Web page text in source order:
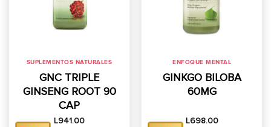
SUPLEMENTOS NATURALES
GNC TRIPLE
GINSENG ROOT 90
CAP
L941.00
ENFOQUE MENTAL
GINKGO BILOBA
60MG
L698.00